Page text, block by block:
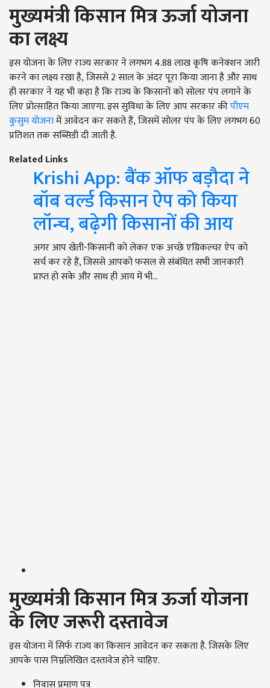
मुख्यमंत्री किसान मित्र ऊर्जा योजना
का लक्ष्य
इस योजना के लिए राज्य सरकार ने लगभग 4.88लाख कृषि कनेक्शन जारी
करने का लक्ष्य रखा है, जिससे 2साल के अंदर पूरा किया जाना है और साथ
ही सरकार ने यह भी कहा है कि राज्य के किसानों को सोलर पंप लगाने के
लिए प्रोत्साहित किया जाएगा. इस सुविधा के लिए आप सरकार कीपीएम
कुसुम योजनामें आवेदन कर सकते हैं, जिसमें सोलर पंप के लिए लगभग 60
प्रतिशत तक सब्सिडी दी जाती है.
Related Links
Krishi App: बैंक ऑफ बड़ौदा ने
बॉब वर्ल्ड किसान ऐप को किया
लॉन्च, बढ़ेगी किसानों की आय
अगर आप खेती-किसानी को लेकर एक अच्छे एग्रिकल्चर ऐप को
सर्च कर रहे हैं, जिससे आपको फसल से संबंधित सभी जानकारी
प्राप्त हो सके और साथ ही आय में भी…
मुख्यमंत्री किसान मित्र ऊर्जा योजना
के लिए जरूरी दस्तावेज
इस योजना में सिर्फ राज्य का किसान आवेदन कर सकता है. जिसके लिए
आपके पास निम्नलिखित दस्तावेज होने चाहिए.